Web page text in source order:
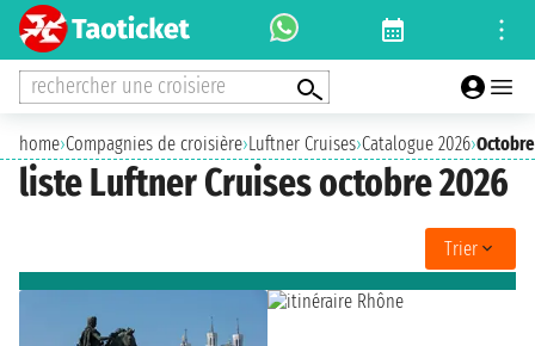
rechercher une croisiere
home›Compagnies de croisière›Luftner Cruises›Catalogue 2026›
liste Luftner Cruises octobre 2026
Trier